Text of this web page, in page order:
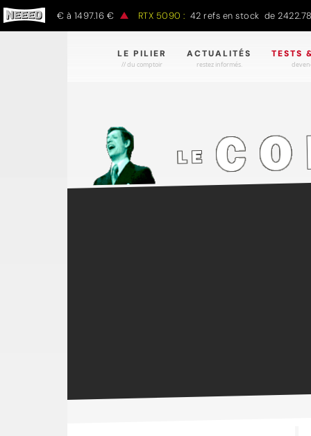
€ à 1497.16 € RTX 5090 : 42 refs en stock de 2422.78 € à
LE PILIER
// du comptoir
ACTUALITÉS
restez informés.
TESTS